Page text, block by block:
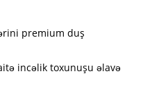
premium duş
incəlik toxunuşu əlavə